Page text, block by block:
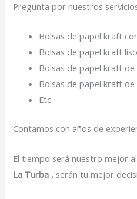
Pregunta por nuestros
Bolsas de papel kraft
Bolsas de papel kraft liso
Bolsas de papel kraft
Bolsas de papel kraft
Etc.
Contamos con años de
El tiempo será nuestro mejor
La Turba , serán tu mejor